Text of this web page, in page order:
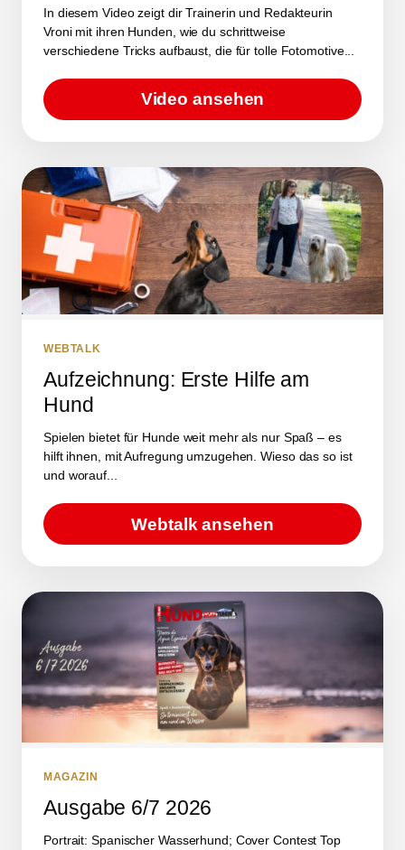
In diesem Video zeigt dir Trainerin und Redakteurin
Vroni mit ihren Hunden, wie du schrittweise
verschiedene Tricks aufbaust, die für tolle Fotomotive...
Video ansehen
WEBTALK
Aufzeichnung: Erste Hilfe am
Hund
Spielen bietet für Hunde weit mehr als nur Spaß – es
hilft ihnen, mit Aufregung umzugehen. Wieso das so ist
und worauf...
Webtalk ansehen
MAGAZIN
Ausgabe 6/7 2026
Portrait: Spanischer Wasserhund; Cover Contest Top